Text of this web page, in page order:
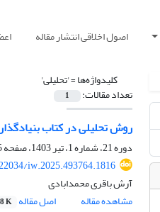
اصول اخلاقی انتشار مقاله
کلیدواژه‌ها ='تحلیلی'
تعداد مقالات: 1
روش تحلیلی در کتاب
دوره 21، شماره 1، تیر 1403، صفحه
iw.2025.493764.1816
آرش باقری محمدابادی
مشاهده مقاله
اصل مقاله K